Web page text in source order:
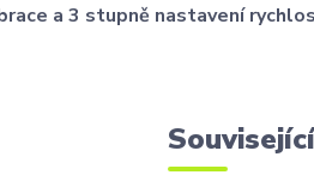
a 3 stupně nastavení